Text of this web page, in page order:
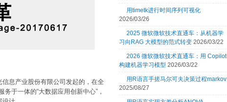
信息产业股份有限公司发起的，在全
于一体的“大数据应用创新中心”，
用timetk进行时间序列可视化
2026/03/26
2025 微软微软技术直通车：从机器学
习向RAG 大模型的范式转变 2026/03/22
2026 微软微软技术直通车：用 Copilot
构建机器学习模型 2026/03/22
用R语言手搓马尔可夫决策过程markov
2025/08/27